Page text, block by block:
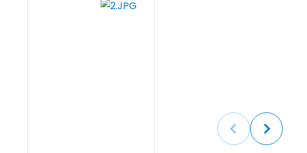
Previous Next